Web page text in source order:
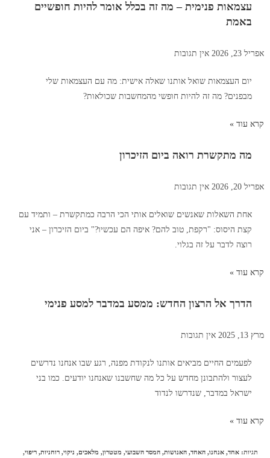
עצמאות פנימית – מה זה בכלל אומר להיות חופשיים
באמת
אפריל 23, 2026 אין תגובות
יום העצמאות שואל אותנו שאלה אישית: מה עם העצמאות שלי
מבפנים? מה זה להיות חופשי מהמחשבות שכולאות?
קרא עוד »
מה מתקשרת רואה ביום הזיכרון
אפריל 20, 2026 אין תגובות
אחת השאלות שאנשים שואלים אותי הכי הרבה כמתקשרת – ותמיד עם
קצת היסוס: "רקפת, טוב להם? איפה הם עכשיו?" ביום הזיכרון – אני
רוצה לדבר על זה בגלוי.
קרא עוד »
הדרך אל הרצון החדש: ממסע במדבר למסע פנימי
מרץ 13, 2025 אין תגובות
לפעמים החיים מביאים אותנו לנקודת מפנה, רגע שבו אנחנו נדרשים
לעצור ולהתבונן מחדש על כל מה שחשבנו שאנחנו יודעים. כמו בני
ישראל במדבר, שנדרשו לנדוד
קרא עוד »
תגיות: אחד, אנחנו, האחד, האנושות, המסר השבועי, מטטרון, מלאכים, ניקוי, רוחניות, ריפוי,